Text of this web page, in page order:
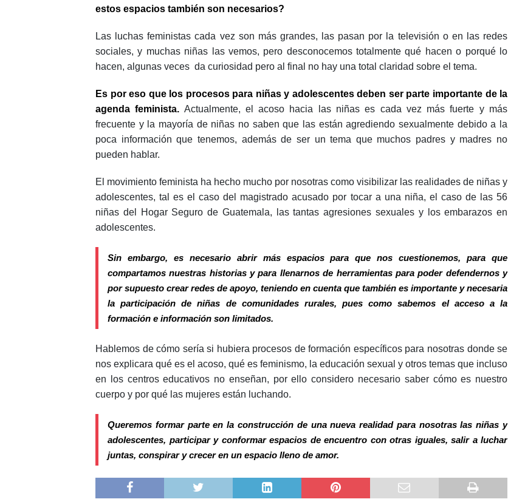
estos espacios también son necesarios?
Las luchas feministas cada vez son más grandes, las pasan por la televisión o en las redes
sociales, y muchas niñas las vemos, pero desconocemos totalmente qué hacen o porqué lo
hacen, algunas veces da curiosidad pero al final no hay una total claridad sobre el tema.
Es por eso que los procesos para niñas y adolescentes deben ser parte importante de la
agenda feminista. Actualmente, el acoso hacia las niñas es cada vez más fuerte y más
frecuente y la mayoría de niñas no saben que las están agrediendo sexualmente debido a la
poca información que tenemos, además de ser un tema que muchos padres y madres no
pueden hablar.
El movimiento feminista ha hecho mucho por nosotras como visibilizar las realidades de niñas y
adolescentes, tal es el caso del magistrado acusado por tocar a una niña, el caso de las 56
niñas del Hogar Seguro de Guatemala, las tantas agresiones sexuales y los embarazos en
adolescentes.
Sin embargo, es necesario abrir más espacios para que nos cuestionemos, para que
compartamos nuestras historias y para llenarnos de herramientas para poder defendernos y
por supuesto crear redes de apoyo, teniendo en cuenta que también es importante y necesaria
la participación de niñas de comunidades rurales, pues como sabemos el acceso a la
formación e información son limitados.
Hablemos de cómo sería si hubiera procesos de formación específicos para nosotras donde se
nos explicara qué es el acoso, qué es feminismo, la educación sexual y otros temas que incluso
en los centros educativos no enseñan, por ello considero necesario saber cómo es nuestro
cuerpo y por qué las mujeres están luchando.
Queremos formar parte en la construcción de una nueva realidad para nosotras las niñas y
adolescentes, participar y conformar espacios de encuentro con otras iguales, salir a luchar
juntas, conspirar y crecer en un espacio lleno de amor.